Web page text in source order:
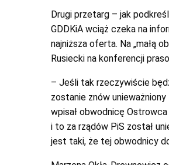
Drugi przetarg – jak
GDDKiA wciąż czeka na
najniższa oferta. Na „małą
Rusiecki na konferencji
– Jeśli tak rzeczywiście
zostanie znów
wpisał obwodnicę
i to za rządów PiS został
jest taki, że tej obwodnicy